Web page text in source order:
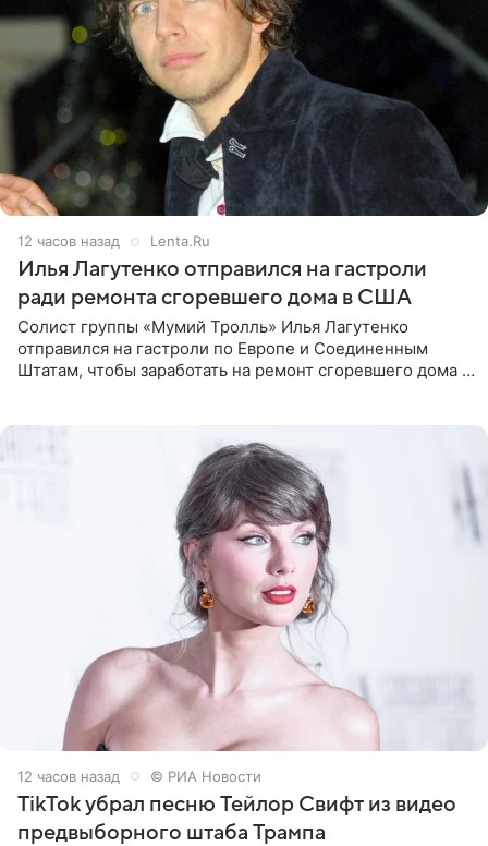
12 часов назад Lenta.Ru
Илья Лагутенко отправился на гастроли
ради ремонта сгоревшего дома в США
Солист группы «Мумий Тролль» Илья Лагутенко
отправился на гастроли по Европе и Соединенным
Штатам, чтобы заработать на ремонт сгоревшего дома в
12 часов назад © РИА Новости
TikTok убрал песню Тейлор Свифт из видео
предвыборного штаба Трампа